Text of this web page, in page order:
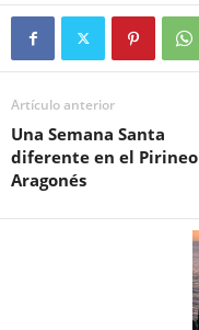
Artículo anterior
Una Semana Santa
diferente en el Pirineo
Aragonés